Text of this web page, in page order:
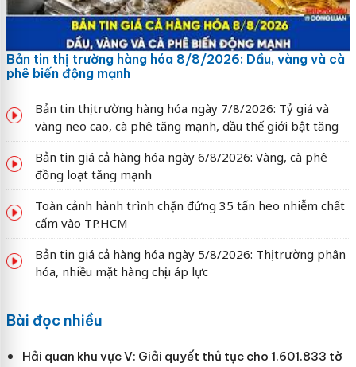
Bản tin thị trường hàng hóa 8/8/2026: Dầu, vàng và cà
phê biến động mạnh
Bản tin thị trường hàng hóa ngày 7/8/2026: Tỷ giá và
vàng neo cao, cà phê tăng mạnh, dầu thế giới bật tăng
Bản tin giá cả hàng hóa ngày 6/8/2026: Vàng, cà phê
đồng loạt tăng mạnh
Toàn cảnh hành trình chặn đứng 35 tấn heo nhiễm chất
cấm vào TP.HCM
Bản tin giá cả hàng hóa ngày 5/8/2026: Thị trường phân
hóa, nhiều mặt hàng chịu áp lực
Bài đọc nhiều
Hải quan khu vực V: Giải quyết thủ tục cho 1.601.833 tờ